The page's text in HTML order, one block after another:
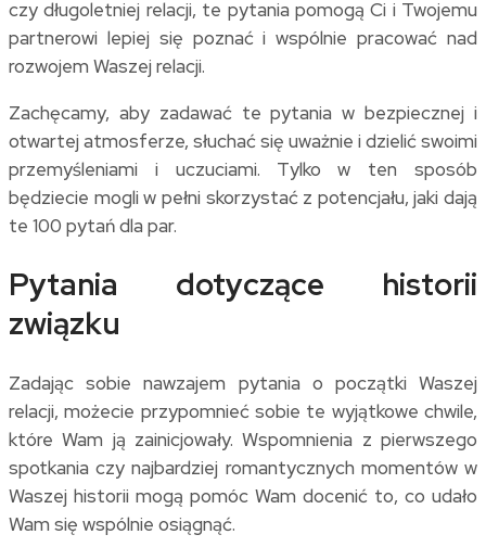
czy długoletniej relacji, te pytania pomogą Ci i Twojemu
partnerowi lepiej się poznać i wspólnie pracować nad
rozwojem Waszej relacji.
Zachęcamy, aby zadawać te pytania w bezpiecznej i
otwartej atmosferze, słuchać się uważnie i dzielić swoimi
przemyśleniami i uczuciami. Tylko w ten sposób
będziecie mogli w pełni skorzystać z potencjału, jaki dają
te 100 pytań dla par.
Pytania dotyczące historii
związku
Zadając sobie nawzajem pytania o początki Waszej
relacji, możecie przypomnieć sobie te wyjątkowe chwile,
które Wam ją zainicjowały. Wspomnienia z pierwszego
spotkania czy najbardziej romantycznych momentów w
Waszej historii mogą pomóc Wam docenić to, co udało
Wam się wspólnie osiągnąć.